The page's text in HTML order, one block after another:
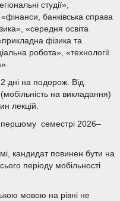
студії»,
банківська справа
«середня освіта
фізика та
робота», «технології
2 дні на подорож. Від
(мобільність на викладання)
лекцій.
першому семестрі 2026–
кандидат повинен бути на
періоду мобільності
мовою на рівні не